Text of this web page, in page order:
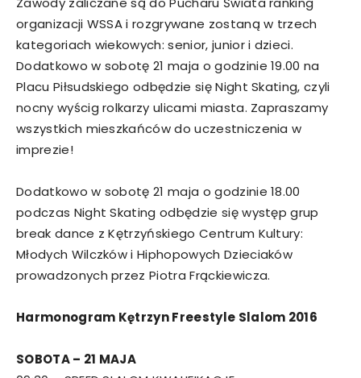
organizacji WSSA i rozgrywane zostaną w trzech
kategoriach wiekowych: senior, junior i dzieci.
Dodatkowo w sobotę 21 maja o godzinie 19.00 na
Placu Piłsudskiego odbędzie się Night Skating, czyli
nocny wyścig rolkarzy ulicami miasta. Zapraszamy
wszystkich mieszkańców do uczestniczenia w
imprezie!
Dodatkowo w sobotę 21 maja o godzinie 18.00
podczas Night Skating odbędzie się występ grup
break dance z Kętrzyńskiego Centrum Kultury:
Młodych Wilczków i Hiphopowych Dzieciaków
prowadzonych przez Piotra Frąckiewicza.
Harmonogram Kętrzyn Freestyle Slalom 2016
SOBOTA – 21 MAJA